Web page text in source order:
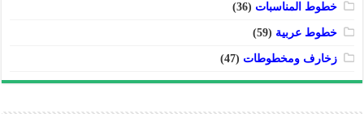
خطوط المناسبات (36)
خطوط عربية (59)
زخارف ومخطوطات (47)